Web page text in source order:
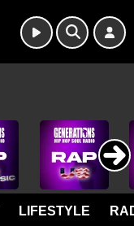
LIFESTYLE